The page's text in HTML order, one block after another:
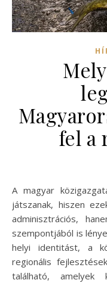
fel a
A magyar közigazgatásban a megyék fontos szerepet
játszanak, hiszen
adminisztrációs,
szempontjából is
helyi identitást, a
regionális
található,